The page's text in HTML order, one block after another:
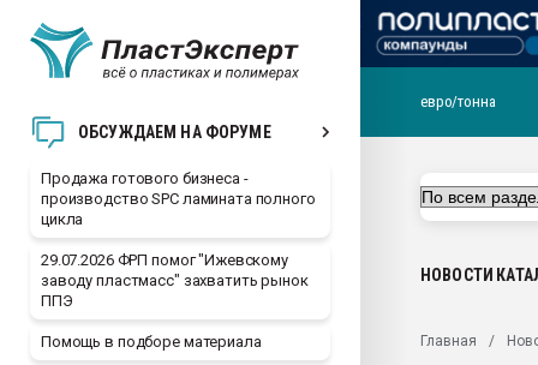
ОБСУЖДАЕМ НА ФОРУМЕ
Продажа готового бизнеса -
производство SPC ламината полного
цикла
29.07.2026 ФРП помог "Ижевскому
заводу пластмасс" захватить рынок
ППЭ
Помощь в подборе материала
28.07.2026
Всё, что касается
Материал
евро/тонна
НОВОСТИ
Главная